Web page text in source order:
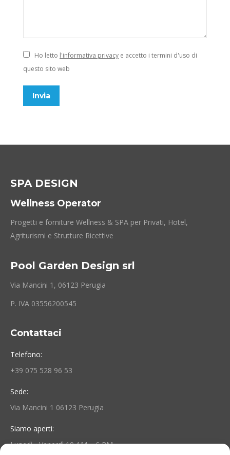
Ho letto l'informativa privacy e accetto i termini d'uso di
questo sito web
Invia
SPA DESIGN
Wellness Operator
Progetti e forniture Wellness & SPA per Privati, Hotel,
Agriturismi e Strutture Ricettive
Pool Garden Design srl
Via Mancini 1, 06123 Perugia
P. IVA 03556200545
Contattaci
Telefono:
+39 075 528 96 53
Sede:
Via Mancini 1 06123 Perugia
Siamo aperti:
Lunedì - Venerdì 10 AM – 6 PM